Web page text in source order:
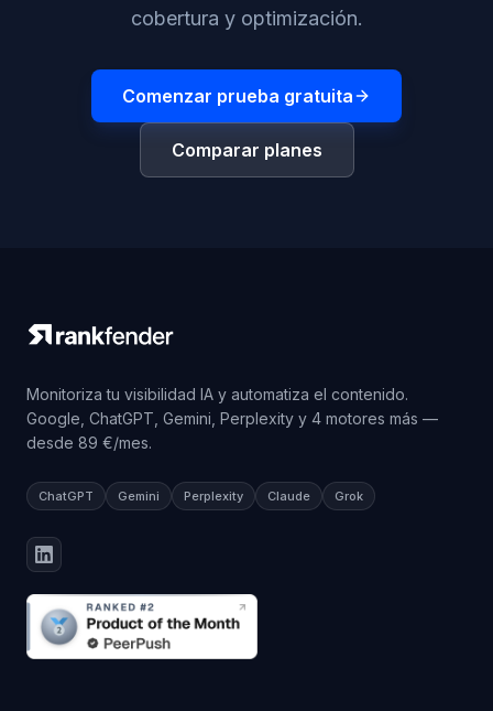
cobertura y optimización.
Comenzar prueba gratuita
Comparar planes
Monitoriza tu visibilidad IA y automatiza el contenido.
Google, ChatGPT, Gemini, Perplexity y 4 motores más —
desde 89 €/mes.
ChatGPT Gemini Perplexity Claude Grok